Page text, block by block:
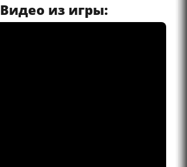
Видео из игры: